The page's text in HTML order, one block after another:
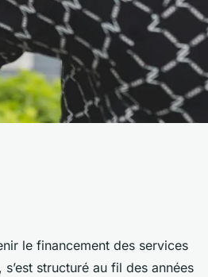
le financement des services
structuré au fil des années